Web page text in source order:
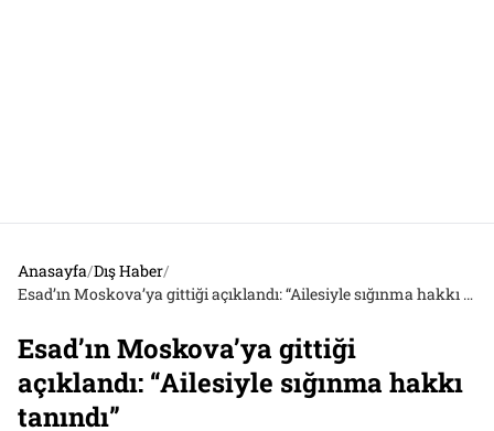
Anasayfa/Dış Haber/
Esad’ın Moskova’ya gittiği açıklandı: “Ailesiyle sığınma hakkı tanındı”
Esad’ın Moskova’ya gittiği
açıklandı: “Ailesiyle sığınma hakkı
tanındı”